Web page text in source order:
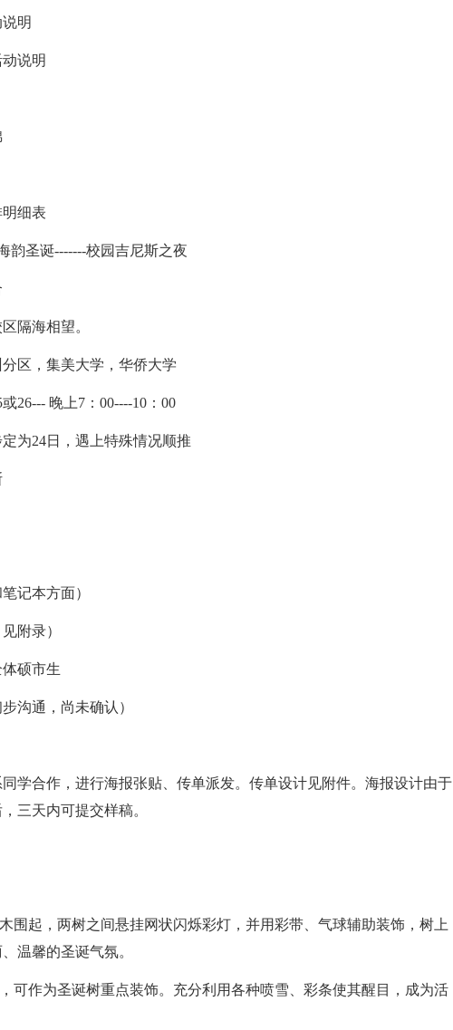
明
说明
细表
韵圣诞-------校园吉尼斯之夜
隔海相望。
区，集美大学，华侨大学
26--- 晚上7：00----10：00
为24日，遇上特殊情况顺推
记本方面）
附录）
硕市生
沟通，尚未确认）
学合作，进行海报张贴、传单派发。传单设计见附件。海报设计由于
三天内可提交样稿。
围起，两树之间悬挂网状闪烁彩灯，并用彩带、气球辅助装饰，树上
温馨的圣诞气氛。
可作为圣诞树重点装饰。充分利用各种喷雪、彩条使其醒目，成为活